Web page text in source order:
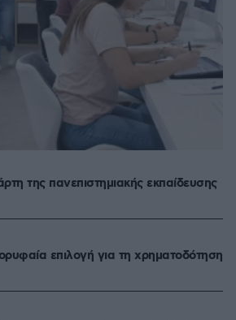
της πανεπιστημιακής εκπαίδευσης
επιλογή για τη χρηματοδότηση